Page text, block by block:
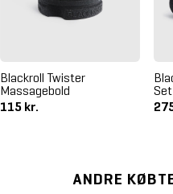
Blackroll Twister
Massagebold
115 kr.
ANDRE